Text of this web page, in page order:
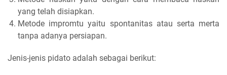
yang telah disiapkan.
Metode impromtu yaitu spontanitas atau serta merta
tanpa adanya persiapan.
Jenis-jenis pidato adalah sebagai berikut: